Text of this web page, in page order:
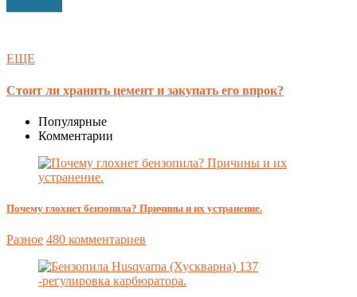
ЕЩЕ
Стоит ли хранить цемент и закупать его впрок?
Популярные
Комментарии
Почему глохнет бензопила? Причины и их устранение.
Разное 480 комментариев